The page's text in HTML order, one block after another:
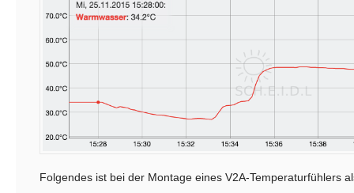
Folgendes ist bei der Montage eines V2A-Temperaturfühlers